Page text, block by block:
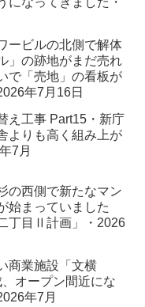
ービルの北側で解体
」の跡地がまだ売れ
で「売地」の看板が
年7月16日
え工事 Part15・新庁
よりも高く組み上が
7月
の西側で新たなマン
始まっていました
丁目Ⅱ計画」・2026
商業施設「文横
オープン間近にな
年7月